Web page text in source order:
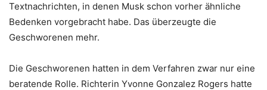
Textnachrichten, in denen Musk schon vorher ähnliche
Bedenken vorgebracht habe. Das überzeugte die
Geschworenen mehr.
Die Geschworenen hatten in dem Verfahren zwar nur eine
beratende Rolle. Richterin Yvonne Gonzalez Rogers hatte